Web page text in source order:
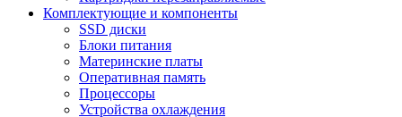
Комплектующие и компоненты
SSD диски
Блоки питания
Материнские платы
Оперативная память
Процессоры
Устройства охлаждения